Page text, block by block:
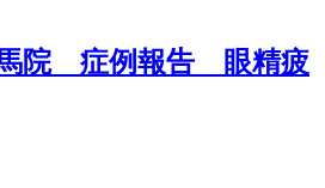
院 症例報告 眼精疲